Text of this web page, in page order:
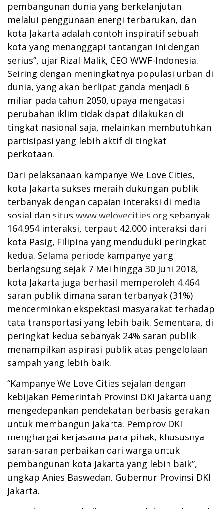
pembangunan dunia yang berkelanjutan
melalui penggunaan energi terbarukan, dan
kota Jakarta adalah contoh inspiratif sebuah
kota yang menanggapi tantangan ini dengan
serius”, ujar Rizal Malik, CEO WWF-Indonesia.
Seiring dengan meningkatnya populasi urban di
dunia, yang akan berlipat ganda menjadi 6
miliar pada tahun 2050, upaya mengatasi
perubahan iklim tidak dapat dilakukan di
tingkat nasional saja, melainkan membutuhkan
partisipasi yang lebih aktif di tingkat
perkotaan.
Dari pelaksanaan kampanye We Love Cities,
kota Jakarta sukses meraih dukungan publik
terbanyak dengan capaian interaksi di media
sosial dan situs www.welovecities.org sebanyak
164.954 interaksi, terpaut 42.000 interaksi dari
kota Pasig, Filipina yang menduduki peringkat
kedua. Selama periode kampanye yang
berlangsung sejak 7 Mei hingga 30 Juni 2018,
kota Jakarta juga berhasil memperoleh 4.464
saran publik dimana saran terbanyak (31%)
mencerminkan ekspektasi masyarakat terhadap
tata transportasi yang lebih baik. Sementara, di
peringkat kedua sebanyak 24% saran publik
menampilkan aspirasi publik atas pengelolaan
sampah yang lebih baik.
“Kampanye We Love Cities sejalan dengan
kebijakan Pemerintah Provinsi DKI Jakarta uang
mengedepankan pendekatan berbasis gerakan
untuk membangun Jakarta. Pemprov DKI
menghargai kerjasama para pihak, khususnya
saran-saran perbaikan dari warga untuk
pembangunan kota Jakarta yang lebih baik”,
ungkap Anies Baswedan, Gubernur Provinsi DKI
Jakarta.